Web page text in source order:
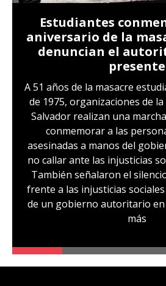
Estudiantes
aniversario de la
denuncian el
presente
A 51 años de la masacre
de 1975, organizaciones de
Salvador realizan una
conmemorar a las
asesinadas a manos del
no callar ante las injusticias
También señalaron el
frente a las injusticias
de un gobierno autoritario en
más